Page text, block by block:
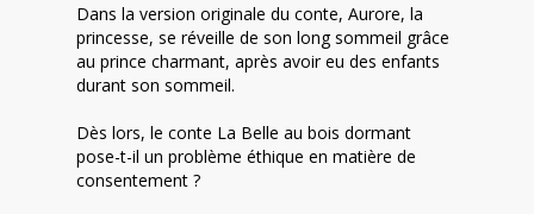
Dans la version originale du conte, Aurore, la
princesse, se réveille de son long sommeil grâce
au prince charmant, après avoir eu des enfants
durant son sommeil.
Dès lors, le conte La Belle au bois dormant
pose-t-il un problème éthique en matière de
consentement ?